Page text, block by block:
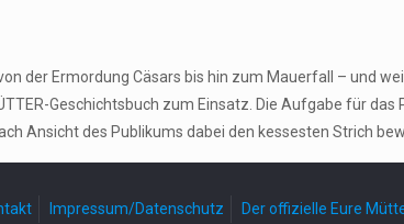
der Ermordung Cäsars bis hin zum Mauerfall – und
Geschichtsbuch zum Einsatz. Die Aufgabe für
Ansicht des Publikums dabei den kessesten Strich
Impressum/Datenschutz Der offizielle Eure